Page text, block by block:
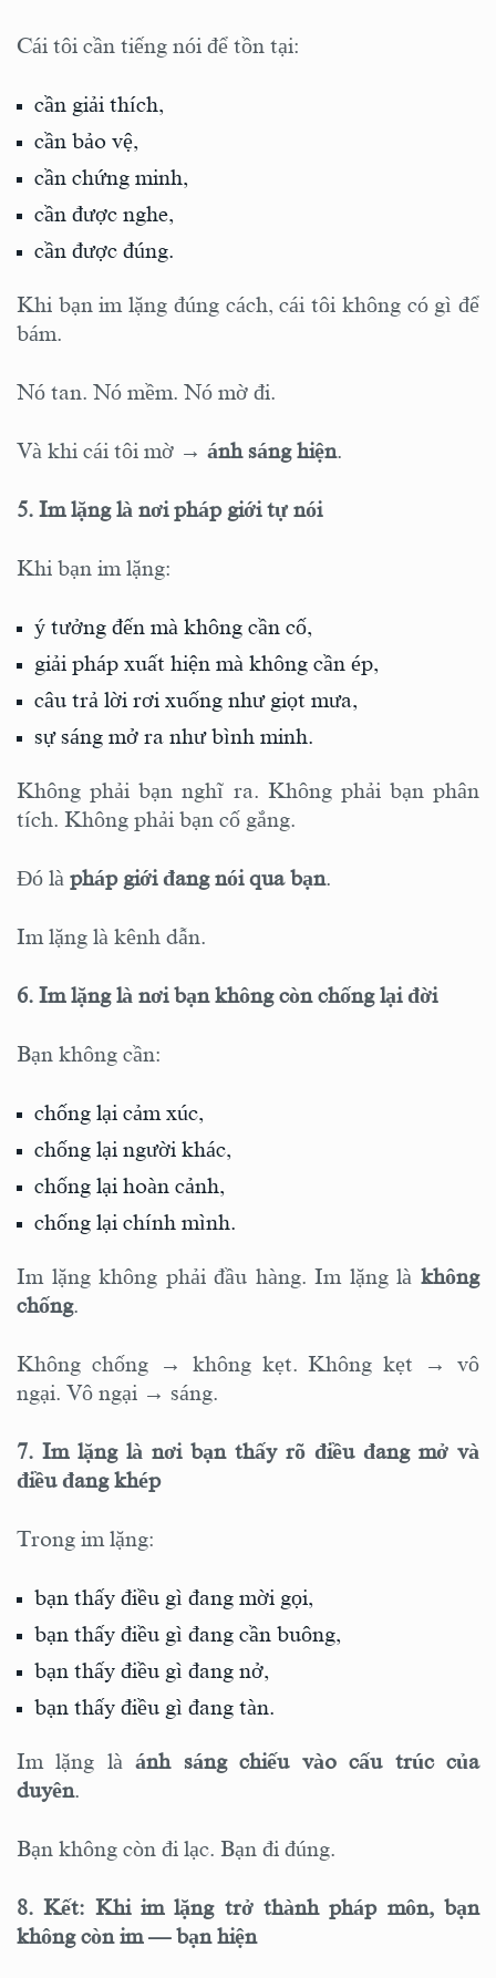
Cái tôi cần tiếng nói để tồn tại:
cần giải thích,
cần bảo vệ,
cần chứng minh,
cần được nghe,
cần được đúng.
Khi bạn im lặng đúng cách, cái tôi không có gì để
bám.
Nó tan. Nó mềm. Nó mờ đi.
Và khi cái tôi mờ → ánh sáng hiện.
5. Im lặng là nơi pháp giới tự nói
Khi bạn im lặng:
ý tưởng đến mà không cần cố,
giải pháp xuất hiện mà không cần ép,
câu trả lời rơi xuống như giọt mưa,
sự sáng mở ra như bình minh.
Không phải bạn nghĩ ra. Không phải bạn phân
tích. Không phải bạn cố gắng.
Đó là pháp giới đang nói qua bạn.
Im lặng là kênh dẫn.
6. Im lặng là nơi bạn không còn chống lại đời
Bạn không cần:
chống lại cảm xúc,
chống lại người khác,
chống lại hoàn cảnh,
chống lại chính mình.
Im lặng không phải đầu hàng. Im lặng là không
chống.
Không chống → không kẹt. Không kẹt → vô
ngại. Vô ngại → sáng.
7. Im lặng là nơi bạn thấy rõ điều đang mở và
điều đang khép
Trong im lặng:
bạn thấy điều gì đang mời gọi,
bạn thấy điều gì đang cần buông,
bạn thấy điều gì đang nở,
bạn thấy điều gì đang tàn.
Im lặng làánh sáng chiếu vào cấu trúc của
duyên.
Bạn không còn đi lạc. Bạn đi đúng.
8. Kết: Khi im lặng trở thành pháp môn, bạn
không còn im — bạn hiện